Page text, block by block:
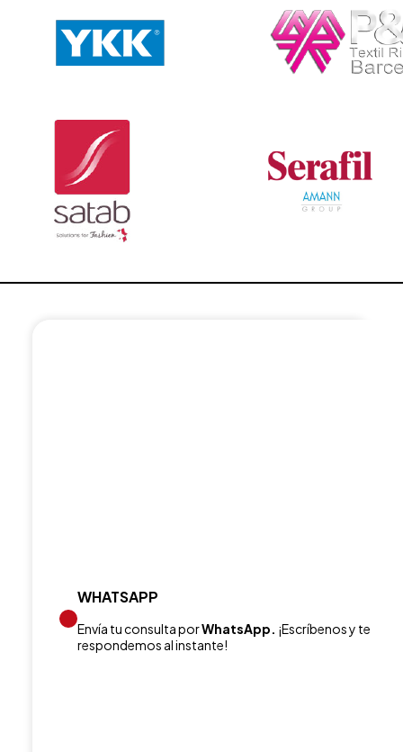
WHATSAPP
Envía tu consulta porWhatsApp. ¡Escríbenos y te
respondemos al instante!